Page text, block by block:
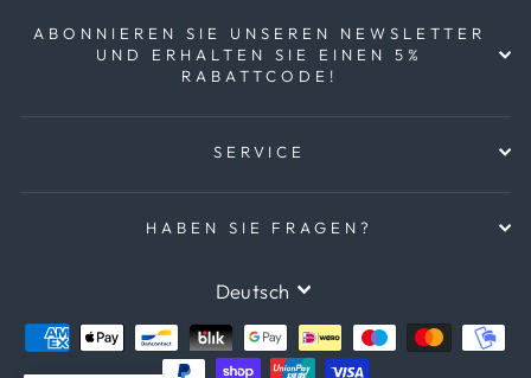
ABONNIEREN SIE UNSEREN NEWSLETTER
UND ERHALTEN SIE EINEN 5%
RABATTCODE!
SERVICE
HABEN SIE FRAGEN?
SPRACHE
Deutsch